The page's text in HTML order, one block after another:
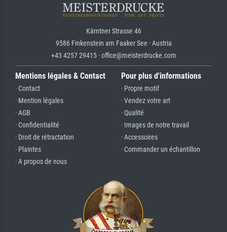
Kärntner Strasse 46
9586 Finkenstein am Faaker See · Austria
+43 4257 29415 · office@meisterdrucke.com
Mentions légales & Contact
· Contact
· Mention légales
· AGB
· Confidentialité
· Droit de rétractation
· Plaintes
· A propos de nous
Pour plus d'informations
· Propre motif
· Vendez votre art
· Qualité
· Images de notre travail
· Accessoires
· Commander un échantillon